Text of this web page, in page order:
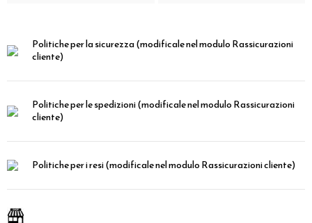
Politiche per la sicurezza(modificale nel modulo Rassicurazioni
cliente)
Politiche per le spedizioni(modificale nel modulo Rassicurazioni
cliente)
Politiche per i resi(modificale nel modulo Rassicurazioni cliente)